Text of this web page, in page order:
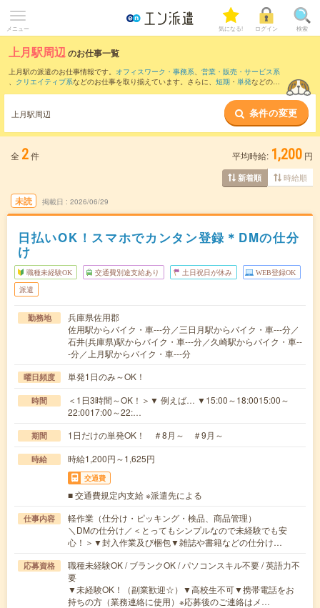
メニュー 気になる! ログイン 検索
上月駅周辺のお仕事一覧
上月駅の派遣のお仕事情報です。 オフィスワーク・事務系、 営業・販売・サービス系
、 クリエイティブ系などのお仕事を取り揃えています。さらに、 短期 ・ 単発などの期
また、上郡駅
など近隣駅のお仕事もご確
認いただけます。
上月駅周辺 条件の変更
全 2件 平均時給: 1,200 円
新着順 時給順
未読 掲載日 2026/06/29
日払いOK！スマホでカンタン登録＊DMの仕分
け
職種未経験OK 交通費別途支給あり 土日祝日が休み WEB登録OK
派遣
勤務地
兵庫県佐用郡
佐用駅からバイク・車---分／三日月駅からバイク・車---分／
石井(兵庫県)駅からバイク・車---分／久崎駅からバイク・車--
-分／上月駅からバイク・車---分
曜日頻度 単発1日のみ～OK！
時間
＜1日3時間～OK！＞▼ 例えば… ▼15:00～18:0015:00～
22:0017:00～22:…
期間 1日だけの単発OK！ ＃8月～ ＃9月～
時給 時給1,200円～1,625円
交通費
■ 交通費規定内支給 ※派遣先による
仕事内容
軽作業（仕分け・ピッキング・検品、商品管理）
＼DMの仕分け／＜とってもシンプルなので未経験でも安
心！＞▼封入作業及び梱包▼雑誌や書籍などの仕分け…
応募資格
職種未経験OK / ブランクOK / パソコンスキル不要 / 英語力不
要
▼未経験OK！（副業歓迎☆）▼高校生不可▼携帯電話をお
持ちの方（業務連絡に使用）※応募後のご連絡はメ…